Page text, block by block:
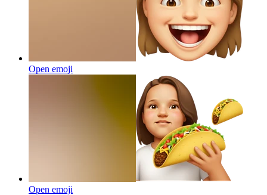
Open emoji
Open emoji